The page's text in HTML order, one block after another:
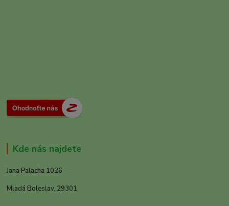
Kde nás najdete
Jana Palacha 1026
Mladá Boleslav, 29301